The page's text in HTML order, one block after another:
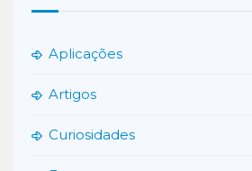
Aplicações
Artigos
Curiosidades